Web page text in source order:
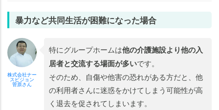
暴力など共同生活が困難になった場合
株式会社ナー
スビジョン
菅原さん
特にグループホームは他の介護施設より他の入
居者と交流する場面が多いです。
そのため、自傷や他害の恐れがある方だと、他
の利用者さんに迷惑をかけてしまう可能性が高
く退去を促されてしまいます。